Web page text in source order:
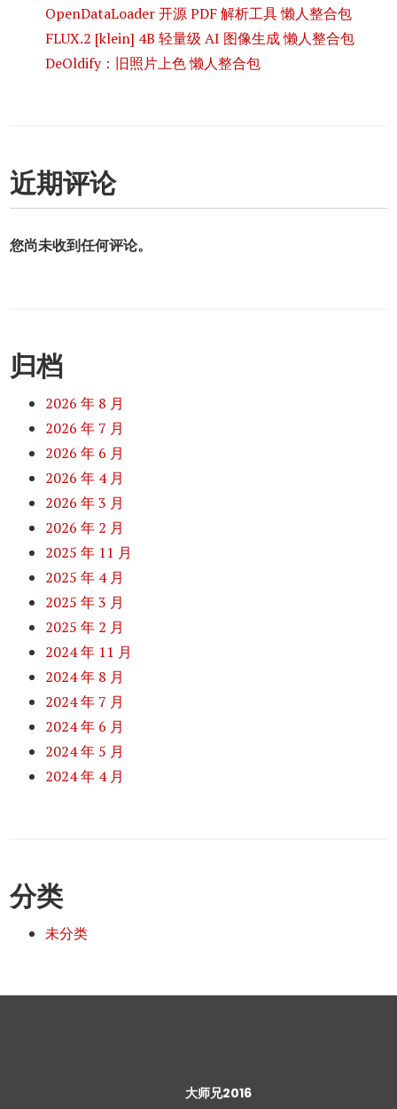
OpenDataLoader 开源 PDF 解析工具 懒人整合包
FLUX.2 [klein] 4B 轻量级 AI 图像生成 懒人整合包
DeOldify：旧照片上色 懒人整合包
近期评论
您尚未收到任何评论。
归档
2026 年 8 月
2026 年 7 月
2026 年 6 月
2026 年 4 月
2026 年 3 月
2026 年 2 月
2025 年 11 月
2025 年 4 月
2025 年 3 月
2025 年 2 月
2024 年 11 月
2024 年 8 月
2024 年 7 月
2024 年 6 月
2024 年 5 月
2024 年 4 月
分类
未分类
大师兄2016